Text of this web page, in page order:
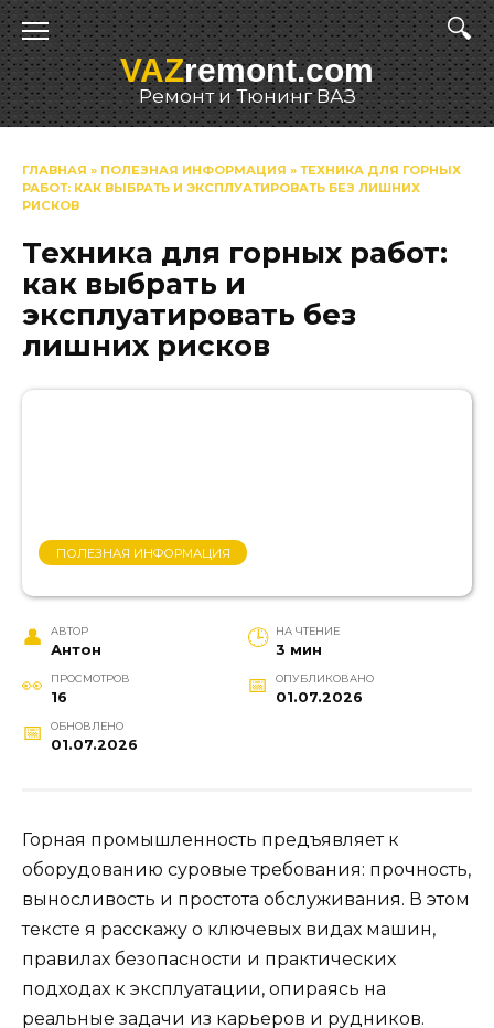
Перейти
к
содержаниюVAZremont.com
Ремонт и Тюнинг ВАЗ
ГЛАВНАЯ » ПОЛЕЗНАЯ ИНФОРМАЦИЯ » ТЕХНИКА ДЛЯ ГОРНЫХ
РАБОТ: КАК ВЫБРАТЬ И ЭКСПЛУАТИРОВАТЬ БЕЗ ЛИШНИХ
РИСКОВ
Техника для горных работ:
как выбрать и
эксплуатировать без
лишних рисков
ПОЛЕЗНАЯ ИНФОРМАЦИЯ
АВТОР
Антон
НА ЧТЕНИЕ
3 мин
ПРОСМОТРОВ
16
ОПУБЛИКОВАНО
01.07.2026
ОБНОВЛЕНО
01.07.2026
Горная промышленность предъявляет к
оборудованию суровые требования: прочность,
выносливость и простота обслуживания. В этом
тексте я расскажу о ключевых видах машин,
правилах безопасности и практических
подходах к эксплуатации, опираясь на
реальные задачи из карьеров и рудников.